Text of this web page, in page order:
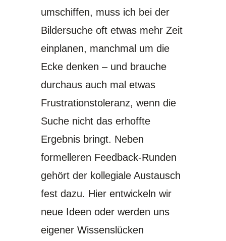
umschiffen, muss ich bei der
Bildersuche oft etwas mehr Zeit
einplanen, manchmal um die
Ecke denken – und brauche
durchaus auch mal etwas
Frustrationstoleranz, wenn die
Suche nicht das erhoffte
Ergebnis bringt. Neben
formelleren Feedback-Runden
gehört der kollegiale Austausch
fest dazu. Hier entwickeln wir
neue Ideen oder werden uns
eigener Wissenslücken